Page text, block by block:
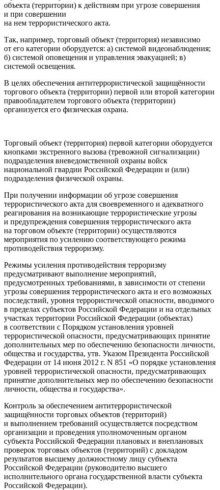
объекта (территории) к действиям при угрозе совершения
и при совершении
на нем террористического акта.
Так, например, торговый объект (территория) независимо
от его категории оборудуется: а) системой видеонаблюдения;
б) системой оповещения и управления эвакуацией; в)
системой освещения.
В целях обеспечения антитеррористической защищённости
торгового объекта (территории) первой или второй категории
правообладателем торгового объекта (территории)
организуется его физическая охрана.
Торговый объект (территория) первой категории оборудуется
кнопками экстренного вызова (тревожной сигнализации)
подразделения вневедомственной охраны войск
национальной гвардии Российской Федерации и (или)
подразделения физической охраны.
При получении информации об угрозе совершения
террористического акта для своевременного и адекватного
реагирования на возникающие террористические угрозы
и предупреждения совершения террористического акта
на торговом объекте (территории) осуществляются
мероприятия по усилению соответствующего режима
противодействия терроризму.
Режимы усиления противодействия терроризму
предусматривают выполнение мероприятий,
предусмотренных требованиями, в зависимости от степени
угрозы совершения террористического акта и его возможных
последствий, уровня террористической опасности, вводимого
в пределах субъектов Российской Федерации и на отдельных
участках территории Российской Федерации (объектах)
в соответствии с Порядком установления уровней
террористической опасности, предусматривающих принятие
дополнительных мер по обеспечению безопасности личности,
общества и государства, утв. Указом Президента Российской
Федерации от 14 июня 2012 г. N 851 «О порядке установления
уровней террористической опасности, предусматривающих
принятие дополнительных мер по обеспечению безопасности
личности, общества и государства».
Контроль за обеспечением антитеррористической
защищённости торговых объектов (территорий)
и выполнением требований осуществляется посредством
организации и проведения уполномоченным органом
субъекта Российской Федерации плановых и внеплановых
проверок торговых объектов (территорий) с докладом
результатов высшему должностному лицу субъекта
Российской Федерации (руководителю высшего
исполнительного органа государственной власти субъекта
Российской Федерации).